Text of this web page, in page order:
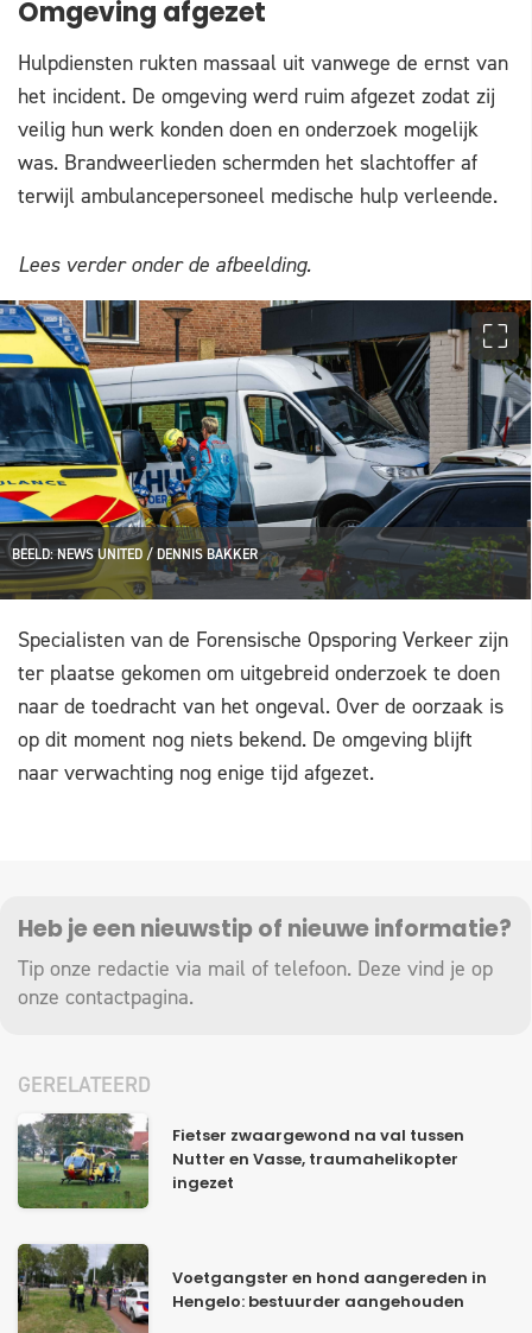
Omgeving afgezet
Hulpdiensten rukten massaal uit vanwege de ernst van
het incident. De omgeving werd ruim afgezet zodat zij
veilig hun werk konden doen en onderzoek mogelijk
was. Brandweerlieden schermden het slachtoffer af
terwijl ambulancepersoneel medische hulp verleende.
Lees verder onder de afbeelding.
BEELD: NEWS UNITED / DENNIS BAKKER
Specialisten van de Forensische Opsporing Verkeer zijn
ter plaatse gekomen om uitgebreid onderzoek te doen
naar de toedracht van het ongeval. Over de oorzaak is
op dit moment nog niets bekend. De omgeving blijft
naar verwachting nog enige tijd afgezet.
Heb je een nieuwstip of nieuwe informatie?
Tip onze redactie via mail of telefoon. Deze vind je op
onze contactpagina.
GERELATEERD
Fietser zwaargewond na val tussen
Nutter en Vasse, traumahelikopter
ingezet
Voetgangster en hond aangereden in
Hengelo: bestuurder aangehouden